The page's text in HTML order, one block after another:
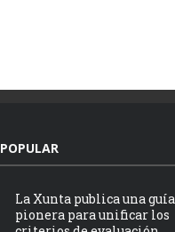
POPULAR
La Xunta publica una guía
pionera para unificar los